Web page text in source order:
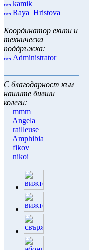
kamik
Raya_Hristova
Координатор екипи и
техническа
поддръжка:
Administrator
С благодарност към
нашите бивши
колеги:
mmm
Angela
railleuse
Amphibia
fikov
nikoi